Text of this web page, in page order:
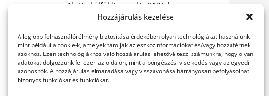
Hozzájárulás kezelése
A legjobb felhasználói élmény biztosítása érdekében olyan technológiákat használunk,
mint például a cookie-k, amelyek tárolják az eszközinformációkat és/vagy hozzáférnek
azokhoz. Ezen technológiákhoz való hozzájárulás lehetővé teszi számunkra, hogy olyan
adatokat dolgozzunk fel ezen az oldalon, mint a böngészési viselkedés vagy az egyedi
azonosítók. A hozzájárulás elmaradása vagy visszavonása hátrányosan befolyásolhat
bizonyos funkciókat és funkciókat.
Akciós külföldi nyaralás 2026-ban
előfoglalással: mit ellenőrizz az ár mellett?
A Kassai Irodaház modern munkakörnyezetet
biztosít
KERESÉS: